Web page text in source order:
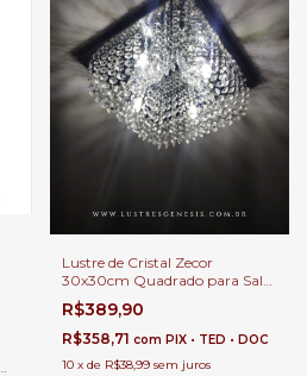
Lustre de Cristal Zecor
30x30cm Quadrado para Sala
de Estar e Quartos
R$389,90
R$358,71 com PIX • TED • DOC
10 x de R$38,99 sem juros